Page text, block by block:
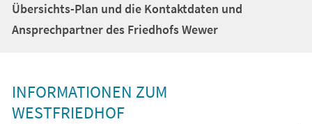
Übersichts-Plan und die Kontaktdaten und
Ansprechpartner des Friedhofs Wewer
INFORMATIONEN ZUM
WESTFRIEDHOF